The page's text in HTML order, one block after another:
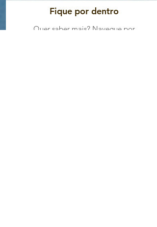
Fique por dentro
Quer saber mais? Navegue por